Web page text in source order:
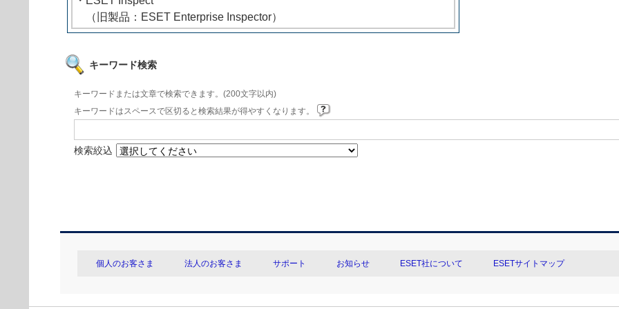
（旧製品：ESET Enterprise Inspector）
キーワード検索
キーワードまたは文章で検索できます。(200文字以内)
キーワードはスペースで区切ると検索結果が得やすくなります。
検索絞込
個人のお客さま 法人のお客さま サポート お知らせ ESET社について ESETサイトマップ